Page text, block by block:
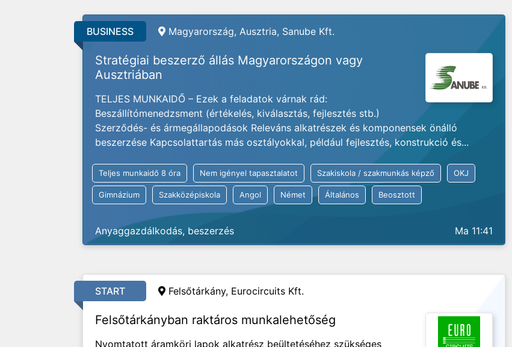
BUSINESS Magyarország, Ausztria, Sanube Kft.
Stratégiai beszerző állás Magyarországon vagy
Ausztriában
TELJES MUNKAIDŐ – Ezek a feladatok várnak rád:
Beszállítómenedzsment (értékelés, kiválasztás, fejlesztés stb.)
Szerződés- és ármegállapodások Releváns alkatrészek és komponensek önálló
beszerzése Kapcsolattartás más osztályokkal, például fejlesztés, konstrukció és...
Teljes munkaidő 8 óra Nem igényel tapasztalatot Szakiskola / szakmunkás képző OKJ
Gimnázium Szakközépiskola Angol Német Általános Beosztott
Anyaggazdálkodás, beszerzés Ma 11:41
START Felsőtárkány, Eurocircuits Kft.
Felsőtárkányban raktáros munkalehetőség
Nyomtatott áramköri lapok alkatrész beültetéséhez szükséges